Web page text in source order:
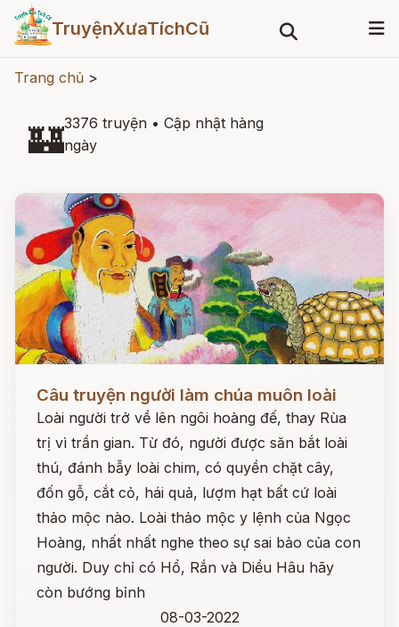
TruyệnXưaTíchCũ
Trang chủ >
🏰3376 truyện • Cập nhật hàng
ngày
Câu truyện người làm chúa muôn loài
Loài người trở về lên ngôi hoàng đế, thay Rùa
trị vì trần gian. Từ đó, người được săn bắt loài
thú, đánh bẫy loài chim, có quyền chặt cây,
đốn gỗ, cắt cỏ, hái quả, lượm hạt bất cứ loài
thảo mộc nào. Loài thảo mộc y lệnh của Ngọc
Hoàng, nhất nhất nghe theo sự sai bảo của con
người. Duy chỉ có Hổ, Rắn và Diều Hâu hãy
còn bướng bỉnh
08-03-2022